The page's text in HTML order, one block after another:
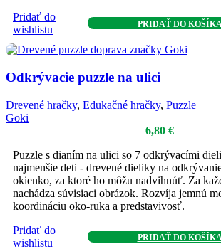
Pridať do
wishlistu
PRIDAŤ DO
Odkrývacie puzzle na ulici
Drevené hračky, Edukačné hračky, Puzzle
Goki
6,80 €
Puzzle s dianím na ulici so 7 odkrývacími
najmenšie deti - drevené dieliky na
okienko, za ktoré ho môžu nadvihnúť. Za
nachádza súvisiaci obrázok. Rozvíja jemnú
koordináciu oko-ruka a predstavivosť.
Pridať do
wishlistu
PRIDAŤ DO KOŠÍKA